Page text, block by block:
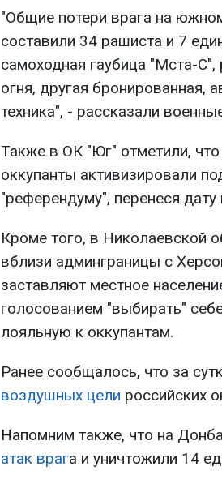
"Общие потери врага на
составили 34 рашиста и 7
самоходная гаубица "Мста-С",
огня, другая бронированная,
техника", - рассказали
Также в ОК "Юг" отметили,
оккупанты активизировали
"референдуму", перенеся
Кроме того, в Николаевской
вблизи админграницы с
заставляют местное
голосованием "выбирать"
лояльную к оккупантам.
Ранее сообщалось, что за
воздушных цели российских
Напомним также, что на
атак врага и уничтожили 14